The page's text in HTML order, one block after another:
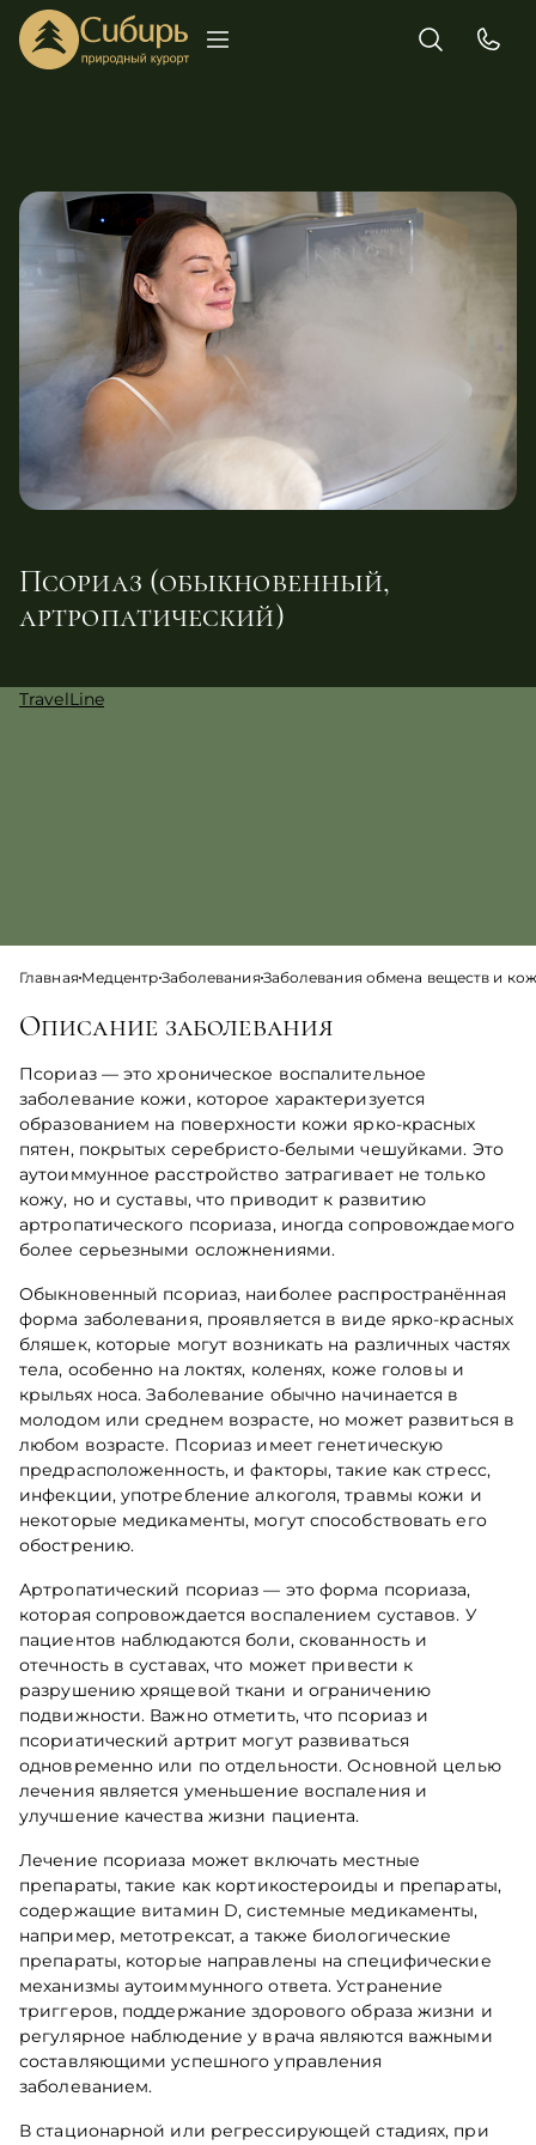
Псориаз (обыкновенный,
артропатический)
TravelLine
ГлавнаяМедцентрЗаболеванияЗаболевания обмена веществ и
Описание заболевания
Псориаз — это хроническое воспалительное
заболевание кожи, которое характеризуется
образованием на поверхности кожи ярко-красных
пятен, покрытых серебристо-белыми чешуйками. Это
аутоиммунное расстройство затрагивает не только
кожу, но и суставы, что приводит к развитию
артропатического псориаза, иногда сопровождаемого
более серьезными осложнениями.
Обыкновенный псориаз, наиболее распространённая
форма заболевания, проявляется в виде ярко-красных
бляшек, которые могут возникать на различных частях
тела, особенно на локтях, коленях, коже головы и
крыльях носа. Заболевание обычно начинается в
молодом или среднем возрасте, но может развиться в
любом возрасте. Псориаз имеет генетическую
предрасположенность, и факторы, такие как стресс,
инфекции, употребление алкоголя, травмы кожи и
некоторые медикаменты, могут способствовать его
обострению.
Артропатический псориаз — это форма псориаза,
которая сопровождается воспалением суставов. У
пациентов наблюдаются боли, скованность и
отечность в суставах, что может привести к
разрушению хрящевой ткани и ограничению
подвижности. Важно отметить, что псориаз и
псориатический артрит могут развиваться
одновременно или по отдельности. Основной целью
лечения является уменьшение воспаления и
улучшение качества жизни пациента.
Лечение псориаза может включать местные
препараты, такие как кортикостероиды и препараты,
содержащие витамин D, системные медикаменты,
например, метотрексат, а также биологические
препараты, которые направлены на специфические
механизмы аутоиммунного ответа. Устранение
триггеров, поддержание здорового образа жизни и
регулярное наблюдение у врача являются важными
составляющими успешного управления
заболеванием.
В стационарной или регрессирующей стадиях, при